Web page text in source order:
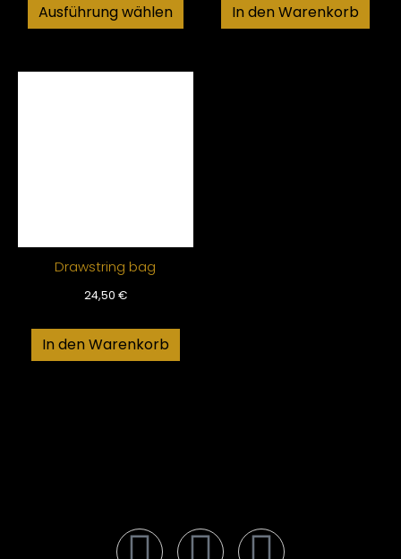
Ausführung wählen In den Warenkorb
Drawstring bag
24,50 €
In den Warenkorb